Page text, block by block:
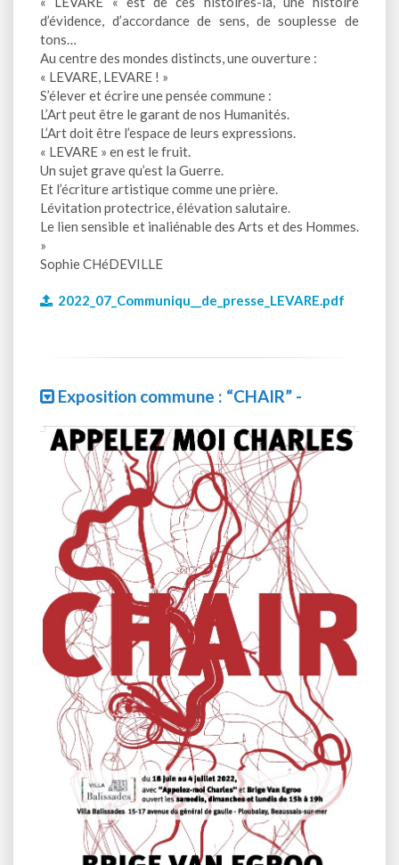
d’évidence, d’accordance de sens, de souplesse de
tons…
Au centre des mondes distincts, une ouverture :
« LEVARE, LEVARE ! »
S’élever et écrire une pensée commune :
L’Art peut être le garant de nos Humanités.
L’Art doit être l’espace de leurs expressions.
« LEVARE » en est le fruit.
Un sujet grave qu’est la Guerre.
Et l’écriture artistique comme une prière.
Lévitation protectrice, élévation salutaire.
Le lien sensible et inaliénable des Arts et des Hommes.
»
Sophie CHéDEVILLE
2022_07_Communiqu__de_presse_LEVARE.pdf
Exposition commune : “CHAIR” -